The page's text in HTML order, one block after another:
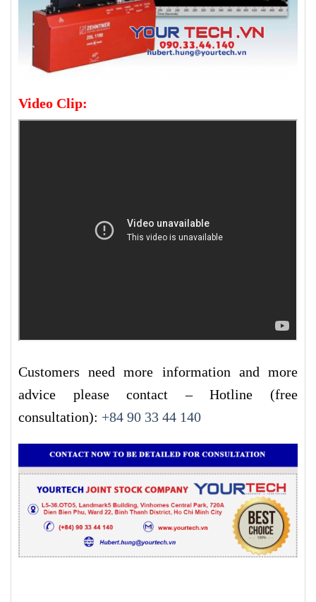
Video Clip:
Customers need more information and more
advice please contact – Hotline (free
consultation): +84 90 33 44 140